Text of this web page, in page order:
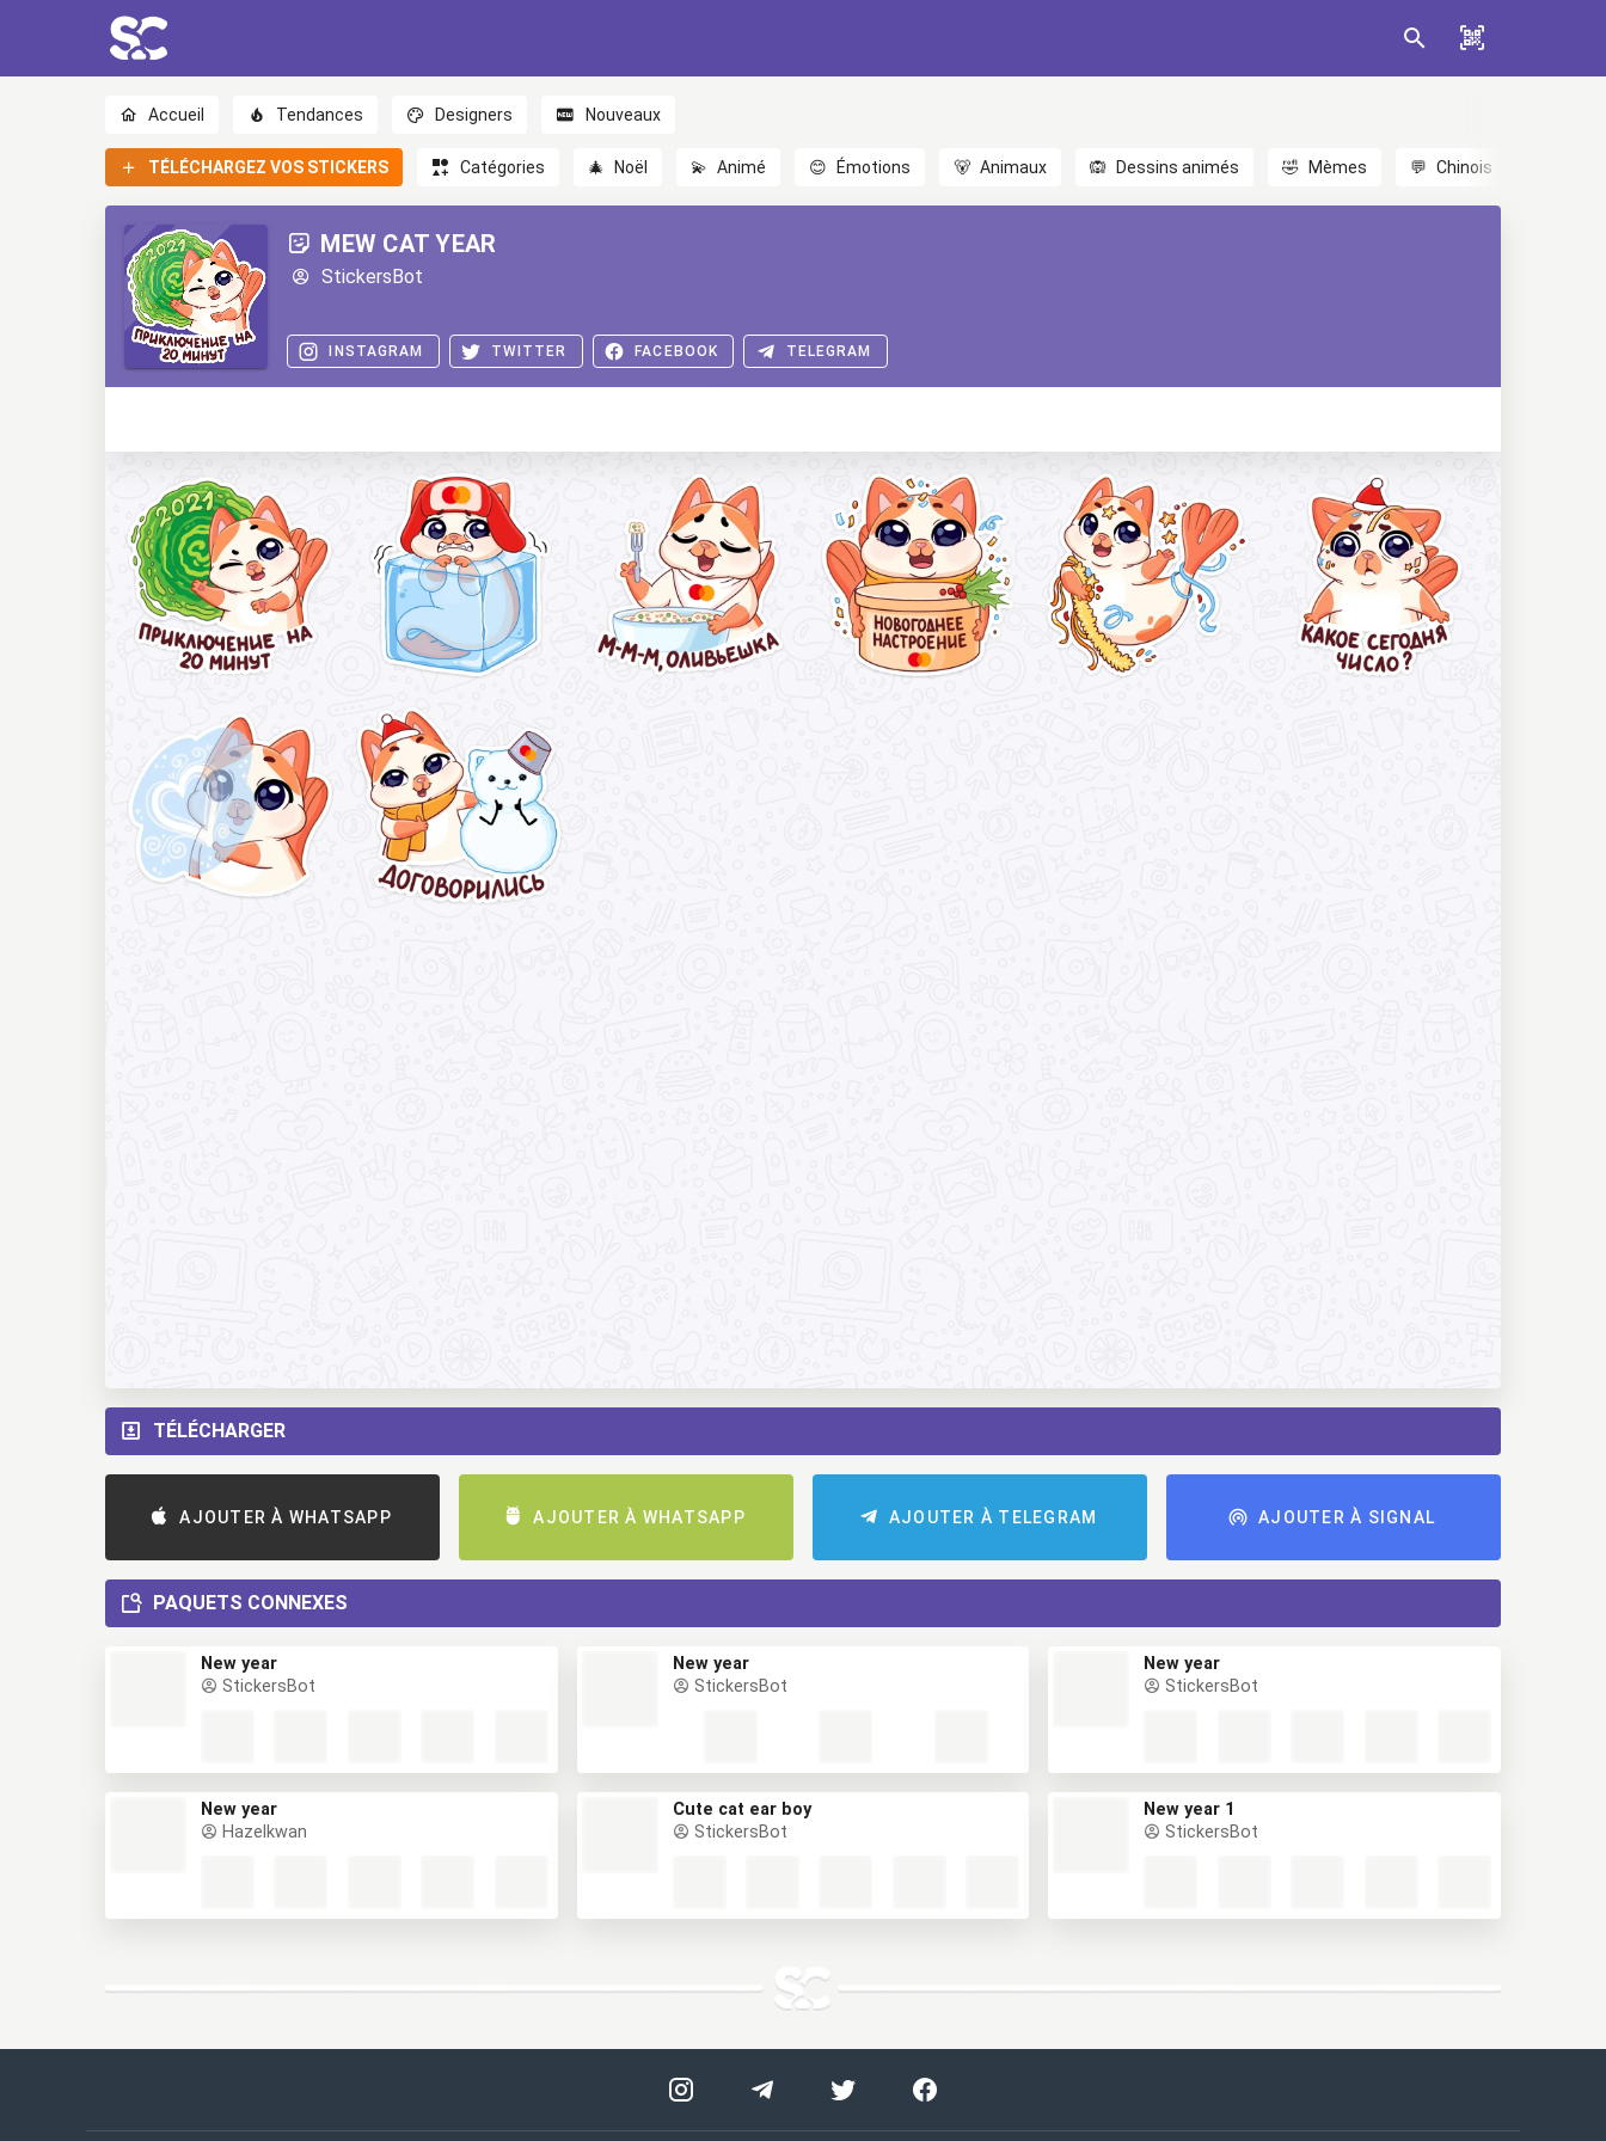
Accueil Tendances Designers Nouveaux
TÉLÉCHARGEZ VOS STICKERS Catégories 🎄 Noël 💫 Animé 😊 Émotions 🐻 Animaux 🙉 Dessins animés 🤣 Mèmes 💬 Chinois
MEW CAT YEAR
StickersBot
INSTAGRAM TWITTER FACEBOOK TELEGRAM
TÉLÉCHARGER
AJOUTER À WHATSAPP AJOUTER À WHATSAPP AJOUTER À TELEGRAM AJOUTER À SIGNAL
PAQUETS CONNEXES
New year
StickersBot
New year
StickersBot
New year
StickersBot
New year
Hazelkwan
Cute cat ear boy
StickersBot
New year 1
StickersBot